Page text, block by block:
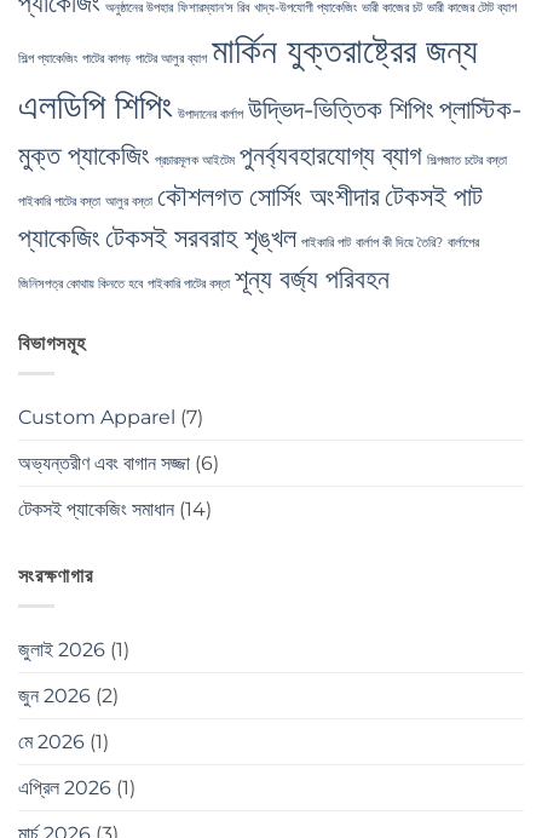
অনুষ্ঠানের উপহার ফিশারম্যান'স রিব খাদ্য-উপযোগী প্যাকেজিং ভারী কাজের চট ভারী কাজের টোট ব্যাগ
শিল্প প্যাকেজিং পাটের কাপড় পাটের আলুর ব্যাগ মার্কিন যুক্তরাষ্ট্রের জন্য
এলডিপি শিপিং উপাদানের বার্লাপ উদ্ভিদ-ভিত্তিক শিপিংপ্লাস্টিক-
মুক্ত প্যাকেজিং প্রচারমূলক আইটেম পুনর্ব্যবহারযোগ্য ব্যাগ শিল্পজাত চটের বস্তা
পাইকারি পাটের বস্তা আলুর বস্তা কৌশলগত সোর্সিং অংশীদারটেকসই পাট
প্যাকেজিংটেকসই সরবরাহ শৃঙ্খল পাইকারি পাট বার্লাপ কী দিয়ে তৈরি? বার্লাপের
জিনিসপত্র কোথায় কিনতে হবে পাইকারি পাটের বস্তা শূন্য বর্জ্য পরিবহন
বিভাগসমূহ
Custom Apparel (7)
অভ্যন্তরীণ এবং বাগান সজ্জা (6)
টেকসই প্যাকেজিং সমাধান (14)
সংরক্ষণাগার
জুলাই 2026 (1)
জুন 2026 (2)
মে 2026 (1)
এপ্রিল 2026 (1)
মার্চ 2026 (3)